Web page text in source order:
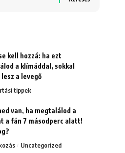
kell hozzá: ha ezt
a klímáddal, sokkal
a levegő
tippek
van, ha megtalálod a
a fán 7 másodperc alatt!
Uncategorized